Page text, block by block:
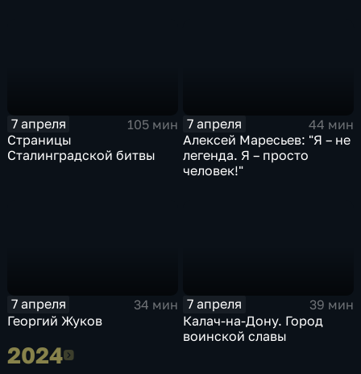
7 апреля
105 мин
Страницы
Сталинградской битвы
7 апреля
44 мин
Алексей Маресьев: "Я – не
легенда. Я – просто
человек!"
7 апреля
34 мин
Георгий Жуков
7 апреля
39 мин
Калач-на-Дону. Город
воинской славы
20242024